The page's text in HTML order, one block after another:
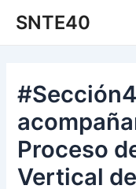
SNTE40
Proceso
Vertical
de